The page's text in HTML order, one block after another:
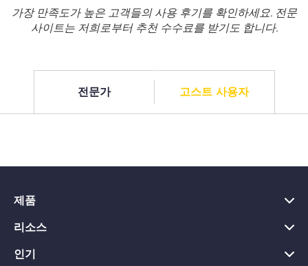
가장 만족도가 높은 고객들의 사용 후기를 확인하세요. 전문
사이트는 저희로부터 추천 수수료를 받기도 합니다.
전문가 고스트 사용자
제품
PC용 VPN
Chrome용 VPN
리소스
VPN이란?
인기